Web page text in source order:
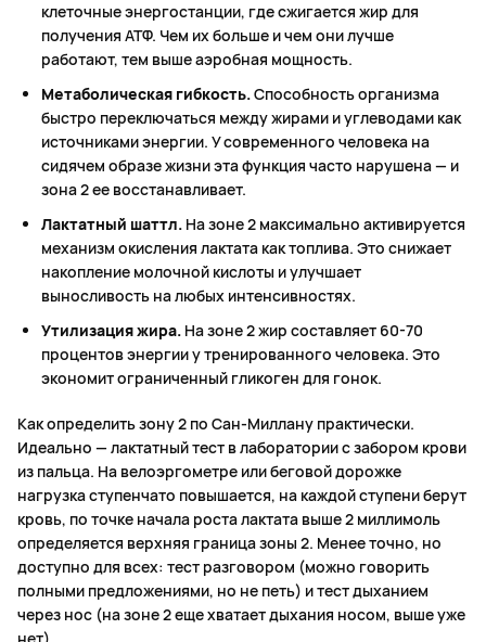
клеточные энергостанции, где сжигается жир для
получения АТФ. Чем их больше и чем они лучше
работают, тем выше аэробная мощность.
Метаболическая гибкость.Способность организма
быстро переключаться между жирами и углеводами как
источниками энергии. У современного человека на
сидячем образе жизни эта функция часто нарушена — и
зона 2 ее восстанавливает.
Лактатный шаттл. На зоне 2 максимально активируется
механизм окисления лактата как топлива. Это снижает
накопление молочной кислоты и улучшает
выносливость на любых интенсивностях.
Утилизация жира. На зоне 2 жир составляет 60-70
процентов энергии у тренированного человека. Это
экономит ограниченный гликоген для гонок.
Как определить зону 2 по Сан-Миллану практически.
Идеально — лактатный тест в лаборатории с забором крови
из пальца. На велоэргометре или беговой дорожке
нагрузка ступенчато повышается, на каждой ступени берут
кровь, по точке начала роста лактата выше 2 миллимоль
определяется верхняя граница зоны 2. Менее точно, но
доступно для всех: тест разговором (можно говорить
полными предложениями, но не петь) и тест дыханием
через нос (на зоне 2 еще хватает дыхания носом, выше уже